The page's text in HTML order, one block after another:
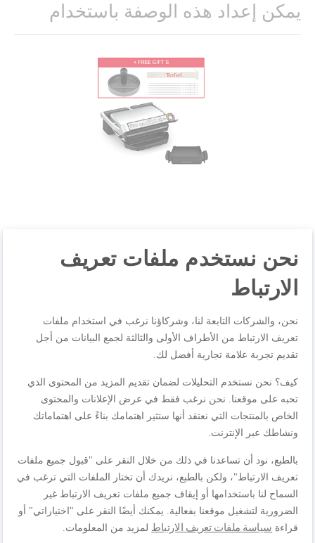
يمكن إعداد هذه الوصفة باستخدام
+ وضع يدوي مع 4 إعدادات
حرارة | GC715D28 + مكبس
برجر و أسياخ
٦٩٩٫٠٠ ر.س.‏
٩٩٩٫٠٠ ر.س.‏
أضف إلى سلة التسوق
المراجعات
اكتب مراجعتك الخاصة
نحن نستخدم ملفات تعريف
الارتباط
نحن، والشركات التابعة لنا، وشركاؤنا نرغب في استخدام ملفات
تعريف الارتباط من الأطراف الأولى والثالثة لجمع البيانات من أجل
تقديم تجربة علامة تجارية أفضل لك.
كيف؟ نحن نستخدم التحليلات لضمان تقديم المزيد من المحتوى الذي
تحبه على موقعنا. نحن نرغب فقط في عرض الإعلانات والمحتوى
الخاص بالمنتجات التي نعتقد أنها ستثير اهتمامك بناءً على اهتماماتك
ونشاطك عبر الإنترنت.
بالطبع، نود أن تساعدنا في ذلك من خلال النقر على "قبول جميع ملفات
تعريف الارتباط"، ولكن بالطبع، نريدك أن تختار الملفات التي ترغب في
السماح لنا باستخدامها أو إيقاف جميع ملفات تعريف الارتباط غير
الضرورية لتشغيل موقعنا بفعالية. يمكنك أيضًا النقر على "اختياراتي" أو
قراءة سياسة ملفات تعريف الارتباط لمزيد من المعلومات.